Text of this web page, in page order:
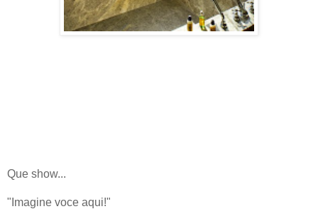
Que show...
"Imagine voce aqui!"